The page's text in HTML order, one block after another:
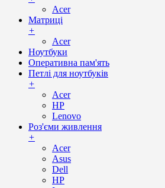
Acer
Матриці
+
Acer
Ноутбуки
Оперативна пам'ять
Петлі для ноутбуків
+
Acer
HP
Lenovo
Роз'єми живлення
+
Acer
Asus
Dell
HP